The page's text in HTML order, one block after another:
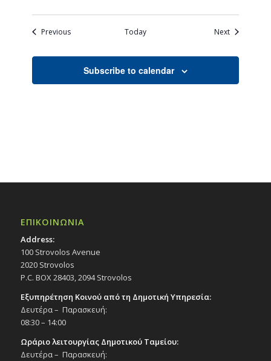
PreviousEvents Today NextEvents
Subscribe to calendar
ΕΠΙΚΟΙΝΩΝΙΑ
Address:
100 Strovolos Avenue
2020 Strovolos
P.C. BOX 28403, 2094 Strovolos
Εξυπηρέτηση Κοινού από τη Δημοτική Υπηρεσία:
Δευτέρα – Παρασκευή:
08:30 – 14:00
Ωράριο λειτουργίας Δημοτικού Ταμείου:
Δευτέρα – Παρασκευή: